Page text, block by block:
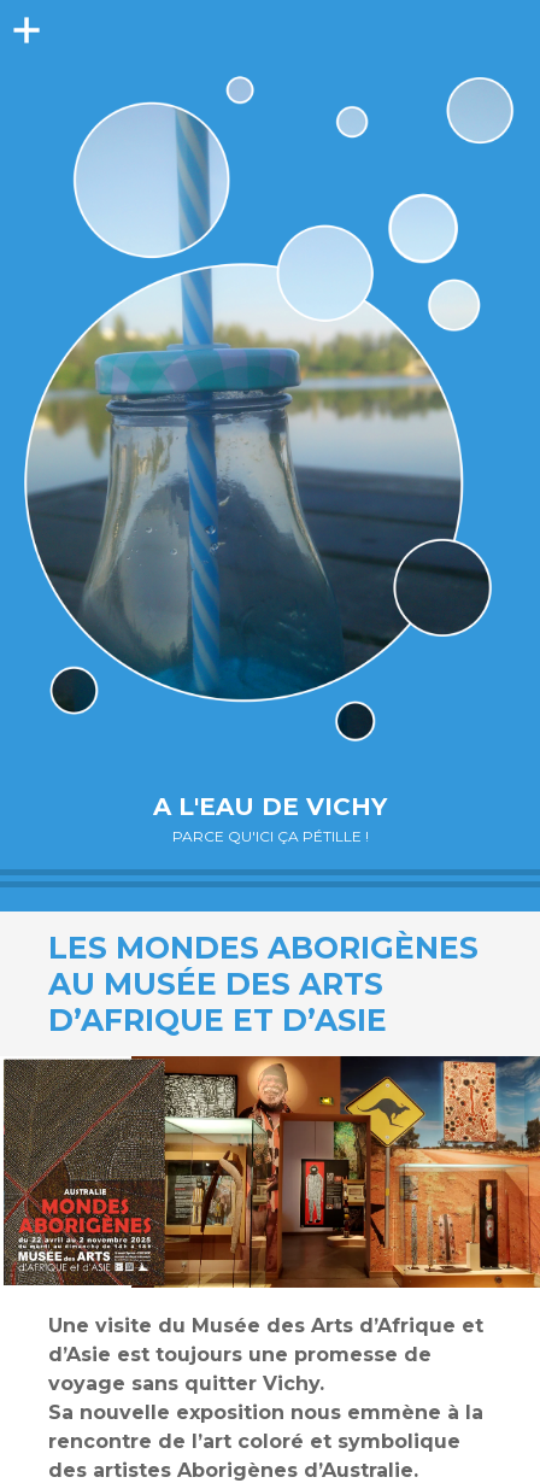
A L'EAU DE VICHY
PARCE QU'ICI ÇA PÉTILLE !
LES MONDES ABORIGÈNES
AU MUSÉE DES ARTS
D’AFRIQUE ET D’ASIE
Une visite du Musée des Arts d’Afrique et
d’Asie est toujours une promesse de
voyage sans quitter Vichy.
Sa nouvelle exposition nous emmène à la
rencontre de l’art coloré et symbolique
des artistes Aborigènes d’Australie.